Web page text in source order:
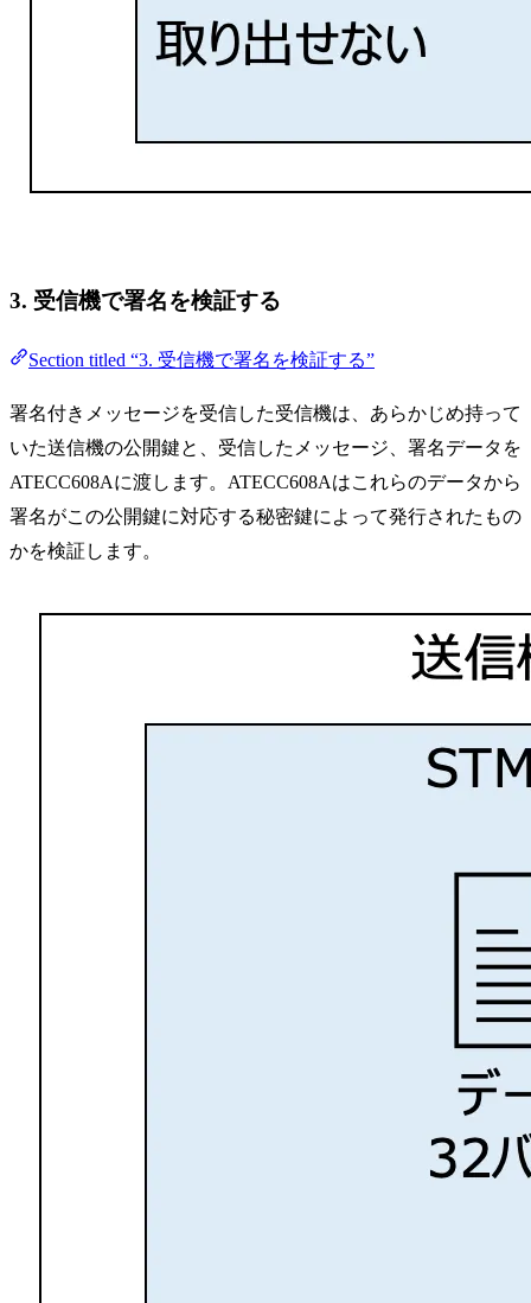
3. 受信機で署名を検証する
Section titled “3. 受信機で署名を検証する”
署名付きメッセージを受信した受信機は、あらかじめ持って
いた送信機の公開鍵と、受信したメッセージ、署名データを
ATECC608Aに渡します。ATECC608Aはこれらのデータから
署名がこの公開鍵に対応する秘密鍵によって発行されたもの
かを検証します。